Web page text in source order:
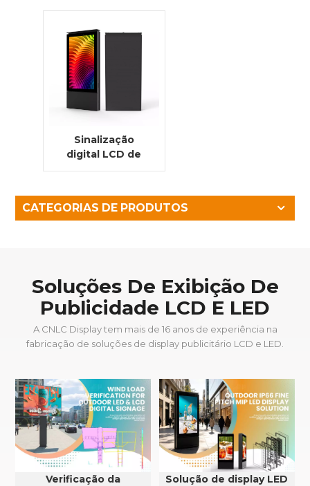
Sinalização
digital LCD de
alta
3500 nits, para
uso externo,
CATEGORIAS DE PRODUTOS
Soluções De Exibição De
Publicidade LCD E LED
A CNLC Display tem mais de 16 anos de experiência na
fabricação de soluções de display publicitário LCD e LED.
Verificação da
Solução de display LED